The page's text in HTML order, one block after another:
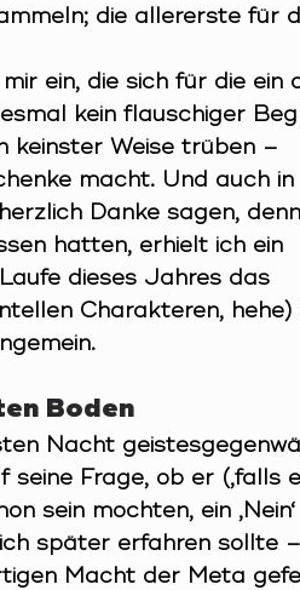
die allererste für
ein, die sich für die ein
kein flauschiger
keinster Weise trüben –
macht. Und auch in
Danke sagen, denn
hatten, erhielt ich ein
dieses Jahres das
Charakteren, hehe)
Boden
Nacht
Frage, ob er (,falls
sein mochten, ein ‚Nein‘
später erfahren sollte
Macht der Meta